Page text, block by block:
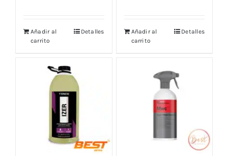
Outlet
Noticias
Añadir al
carrito
Detalles
Añadir al
carrito
Detalles